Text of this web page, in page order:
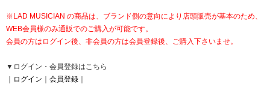
※LAD MUSICIAN の商品は、ブランド側の意向により店頭販売が基本のため、
WEB会員様のみ通販でのご購入が可能です。
会員の方はログイン後、非会員の方は会員登録後、ご購入下さいませ。
▼ログイン・会員登録はこちら
ログイン 会員登録